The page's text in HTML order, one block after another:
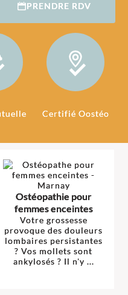
PRENDRE RDV
Certifié Oostéo
Ostéopathie pour
femmes enceintes
Votre grossesse
provoque des douleurs
lombaires persistantes
? Vos mollets sont
ankylosés ? Il n'y ...